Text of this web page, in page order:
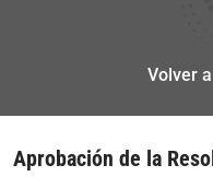
Volver
Aprobación de la